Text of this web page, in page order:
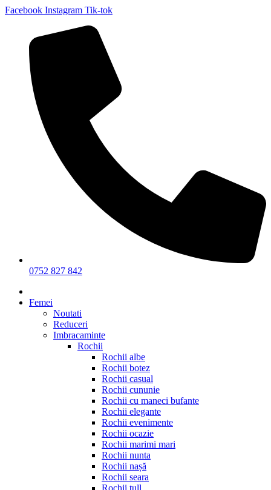
Facebook Instagram Tik-tok
0752 827 842
Femei
Noutati
Reduceri
Imbracaminte
Rochii
Rochii albe
Rochii botez
Rochii casual
Rochii cununie
Rochii cu maneci bufante
Rochii elegante
Rochii evenimente
Rochii ocazie
Rochii marimi mari
Rochii nunta
Rochii nașă
Rochii seara
Rochii tull